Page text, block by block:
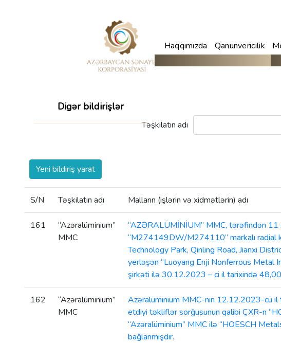
Haqqımızda Qanunvericilik
Digər bildirişlər
Təşkilatın adı
Yeni bildiriş yarat
S/N Təşkilatın adı Malların (işlərin və xidmətlərin) adı
161
“Azəralüminium”
MMC
“AZƏRALÜMİNİUM” MMC, tərəfindən 11
“M274149DW/M274110” markalı radial
Technology Park, Qinling Road, Jianxi
yerləşən “Luoyang Enji Nonferrous Metal
şirkəti ilə 30.12.2023 – ci il tarixində
162
“Azəralüminium”
MMC
Azəralüminium MMC-nin 12.12.2023-cü il
etdiyi təkliflər sorğusunun qalibi ÇXR-n
“Azəralüminium” MMC ilə “HOESCH
bağlanmışdır.